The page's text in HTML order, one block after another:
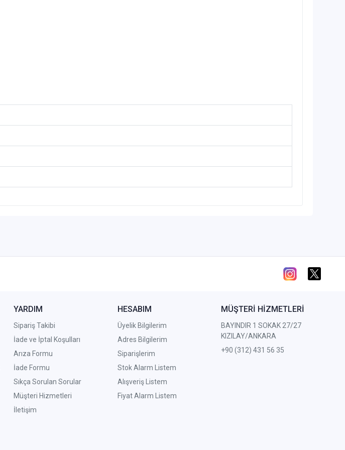
YARDIM
Sipariş Takibi
İade ve İptal Koşulları
Arıza Formu
İade Formu
Sıkça Sorulan Sorular
Müşteri Hizmetleri
İletişim
HESABIM
Üyelik Bilgilerim
Adres Bilgilerim
Siparişlerim
Stok Alarm Listem
Alışveriş Listem
Fiyat Alarm Listem
MÜŞTERİ HİZMETLERİ
BAYINDIR 1 SOKAK 27/27
KIZILAY/ANKARA
+90 (312) 431 56 35